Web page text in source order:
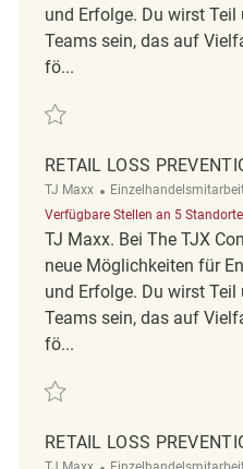
und Erfolge. Du wirst
Teams sein, das auf
fö...
Retten Retail Loss Prevention
RETAIL LOSS
TJ Maxx Kategorie
Verfügbare Stellen an 5
TJ Maxx. Bei The TJX
neue Möglichkeiten für
und Erfolge. Du wirst
Teams sein, das auf
fö...
Retten Retail Loss Prevention
RETAIL LOSS
Kategorie